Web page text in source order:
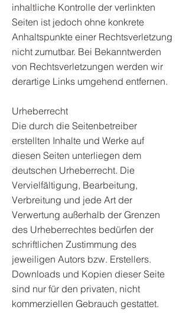
inhaltliche Kontrolle der verlinkten
Seiten ist jedoch ohne konkrete
Anhaltspunkte einer Rechtsverletzung
nicht zumutbar. Bei Bekanntwerden
von Rechtsverletzungen werden wir
derartige Links umgehend entfernen.
Urheberrecht
Die durch die Seitenbetreiber
erstellten Inhalte und Werke auf
diesen Seiten unterliegen dem
deutschen Urheberrecht. Die
Vervielfältigung, Bearbeitung,
Verbreitung und jede Art der
Verwertung außerhalb der Grenzen
des Urheberrechtes bedürfen der
schriftlichen Zustimmung des
jeweiligen Autors bzw. Erstellers.
Downloads und Kopien dieser Seite
sind nur für den privaten, nicht
kommerziellen Gebrauch gestattet.